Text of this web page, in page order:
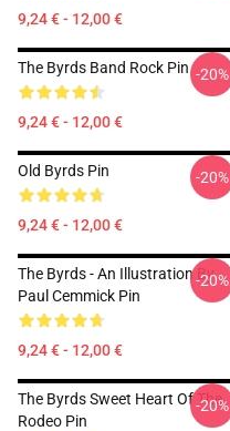
9,24 € - 12,00 €
The Byrds Band Rock Pin
9,24 € - 12,00 €
-20%
Old Byrds Pin
9,24 € - 12,00 €
-20%
The Byrds - An Illustration By
Paul Cemmick Pin
9,24 € - 12,00 €
-20%
The Byrds Sweet Heart Of The
Rodeo Pin
-20%